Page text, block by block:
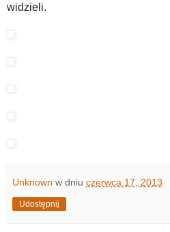
widzieli.
Unknown w dniu czerwca 17, 2013
Udostępnij